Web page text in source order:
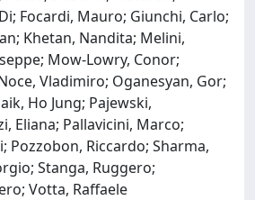
Focardi, Mauro; Giunchi, Carlo;
Khetan, Nandita; Melini,
Mow-Lowry, Conor;
Vladimiro; Oganesyan, Gor;
Ho Jung; Pajewski,
Eliana; Pallavicini, Marco;
Pozzobon, Riccardo; Sharma,
Stanga, Ruggero;
Votta, Raffaele